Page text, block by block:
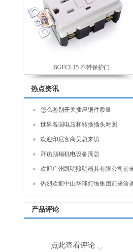
BGFCI-15 不带保护门
热点资讯
怎么鉴别开关插座铜件质量
世界各国电压和转换插头对照
欢迎印尼客商吴总来访
拜访励瑞机电设备周总
欢迎广州凯明照明器具有限公司前
热烈欢迎中山华球灯饰集团前来洽
产品评论
点此查看评论